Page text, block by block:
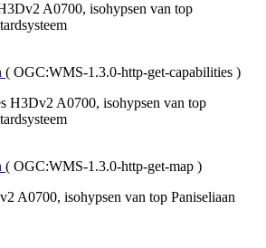
A0700, isohypsen van top
( OGC:WMS-1.3.0-http-get-capabilities )
H3Dv2 A0700, isohypsen van top
( OGC:WMS-1.3.0-http-get-map )
A0700, isohypsen van top Paniseliaan